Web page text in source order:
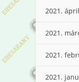
2021.
2021.
2021.
2021.